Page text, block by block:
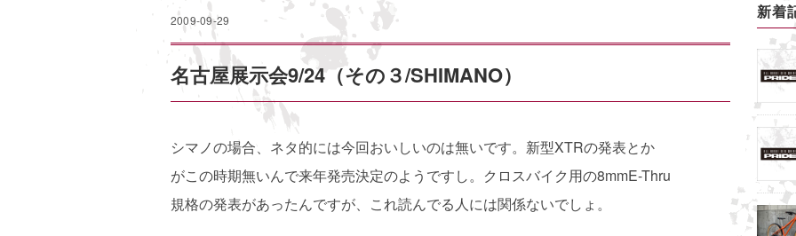
2009-09-29
名古屋展示会9/24（その３/SHIMANO）
シマノの場合、ネタ的には今回おいしいのは無いです。新型XTRの発表とか
がこの時期無いんで来年発売決定のようですし。クロスバイク用の8mmE-Thru
規格の発表があったんですが、これ読んでる人には関係ないでしょ。
新着